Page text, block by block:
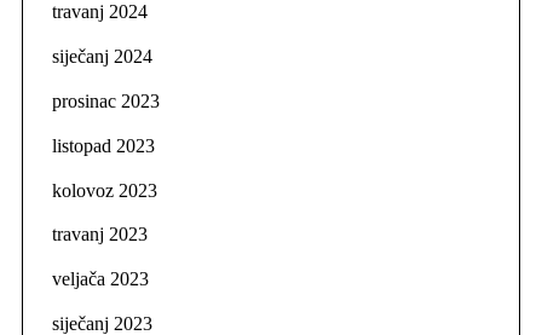
travanj 2024
siječanj 2024
prosinac 2023
listopad 2023
kolovoz 2023
travanj 2023
veljača 2023
siječanj 2023